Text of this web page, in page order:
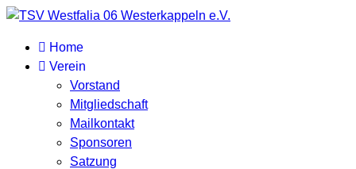
Home
Verein
Vorstand
Mitgliedschaft
Mailkontakt
Sponsoren
Satzung